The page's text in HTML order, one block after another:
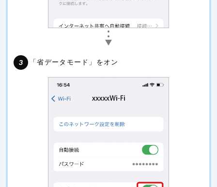
「省データモード」をオン